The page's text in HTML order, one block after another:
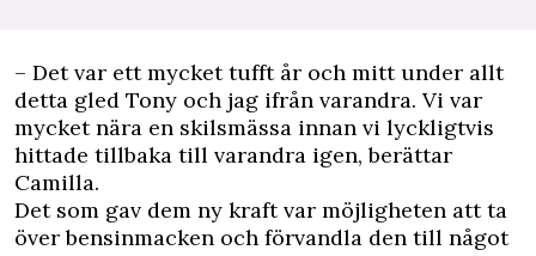
– Det var ett mycket tufft år och mitt under allt
detta gled Tony och jag ifrån varandra. Vi var
mycket nära en skilsmässa innan vi lyckligtvis
hittade tillbaka till varandra igen, berättar
Camilla.
Det som gav dem ny kraft var möjligheten att ta
över bensinmacken och förvandla den till något